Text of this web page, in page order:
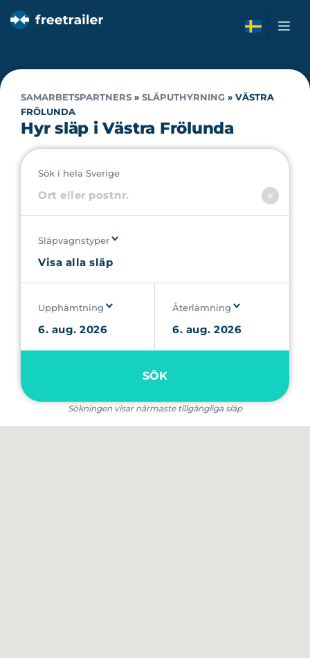
SAMARBETSPARTNERS » SLÄPUTHYRNING » VÄSTRA
FRÖLUNDA
Hyr släp i Västra Frölunda
Sök i hela Sverige
Släpvagnstyper
Upphämtning Återlämning
SÖK
Sökningen visar närmaste tillgängliga släp